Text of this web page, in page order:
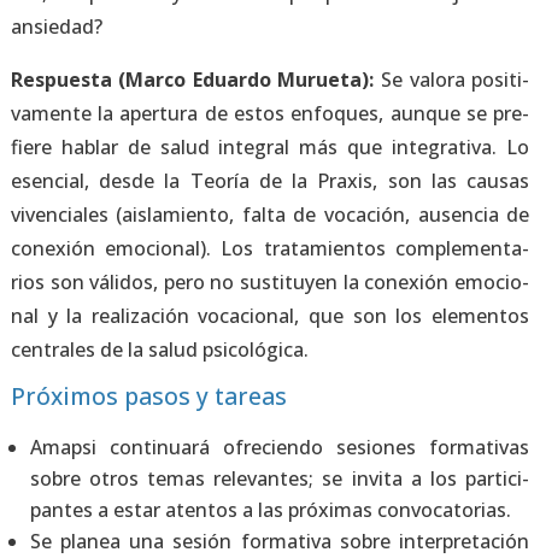
ansie­dad?
Res­pues­ta (Mar­co Eduar­do Murue­ta): Se valo­ra posi­ti­
va­men­te la aper­tu­ra de estos enfo­ques, aun­que se pre­
fie­re hablar de salud inte­gral más que inte­gra­ti­va. Lo
esen­cial, des­de la Teo­ría de la Pra­xis, son las cau­sas
viven­cia­les (ais­la­mien­to, fal­ta de voca­ción, ausen­cia de
cone­xión emo­cio­nal). Los tra­ta­mien­tos com­ple­men­ta­
rios son váli­dos, pero no sus­ti­tu­yen la cone­xión emo­cio­
nal y la rea­li­za­ción voca­cio­nal, que son los ele­men­tos
cen­tra­les de la salud psi­co­ló­gi­ca.
Próximos pasos y tareas
Amap­si con­ti­nua­rá ofre­cien­do sesio­nes for­ma­ti­vas
sobre otros temas rele­van­tes; se invi­ta a los par­ti­ci­
pan­tes a estar aten­tos a las pró­xi­mas con­vo­ca­to­rias.
Se pla­nea una sesión for­ma­ti­va sobre inter­pre­ta­ción